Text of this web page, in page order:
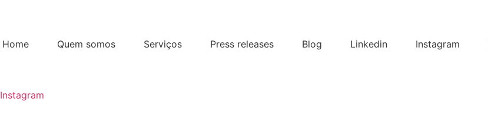
Home Quem somos Serviços Press releases Blog Linkedin Instagram
Instagram